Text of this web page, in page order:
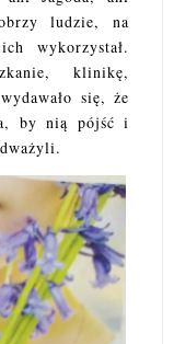
ludzie, na
wykorzystał.
klinikę,
się, że
by nią pójść i